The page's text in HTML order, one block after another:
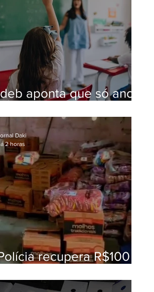
aponta que só anos
da educação
recupera R$100
Fluminense
Daki
2 horas